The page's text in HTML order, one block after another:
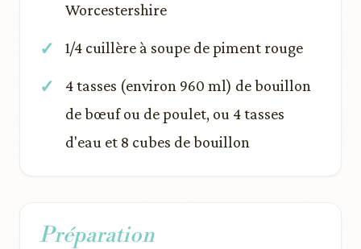
Worcestershire
1/4 cuillère à soupe de piment rouge
4 tasses (environ 960 ml) de bouillon
de bœuf ou de poulet, ou 4 tasses
d'eau et 8 cubes de bouillon
Préparation